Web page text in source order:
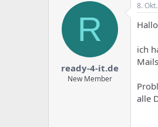
t
e
l
n
R
ready-4-it.de
New Member
8.
ich
alle